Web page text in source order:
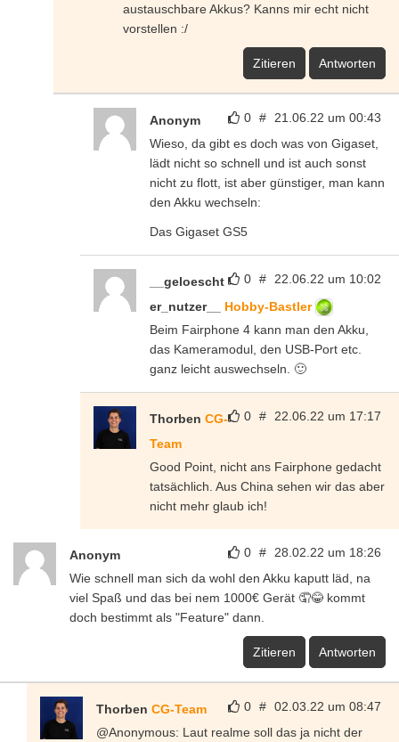
austauschbare Akkus? Kanns mir echt nicht
vorstellen :/
Zitieren Antworten
0 # 21.06.22 um 00:43
Anonym
Wieso, da gibt es doch was von Gigaset,
lädt nicht so schnell und ist auch sonst
nicht zu flott, ist aber günstiger, man kann
den Akku wechseln:
Das Gigaset GS5
0 # 22.06.22 um 10:02
__geloescht
er_nutzer__ Hobby-Bastler
Beim Fairphone 4 kann man den Akku,
das Kameramodul, den USB-Port etc.
ganz leicht auswechseln. 🙂
0 # 22.06.22 um 17:17
Thorben CG-
Team
Good Point, nicht ans Fairphone gedacht
tatsächlich. Aus China sehen wir das aber
nicht mehr glaub ich!
0 # 28.02.22 um 18:26
Anonym
Wie schnell man sich da wohl den Akku kaputt läd, na
viel Spaß und das bei nem 1000€ Gerät 🤦😂 kommt
doch bestimmt als "Feature" dann.
Zitieren Antworten
0 # 02.03.22 um 08:47
Thorben CG-Team
@Anonymous: Laut realme soll das ja nicht der